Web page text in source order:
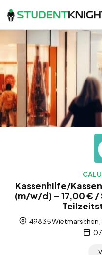
Kassenhilfe/
(m/w/d) – 17,00 €
49835 Wietmarschen,